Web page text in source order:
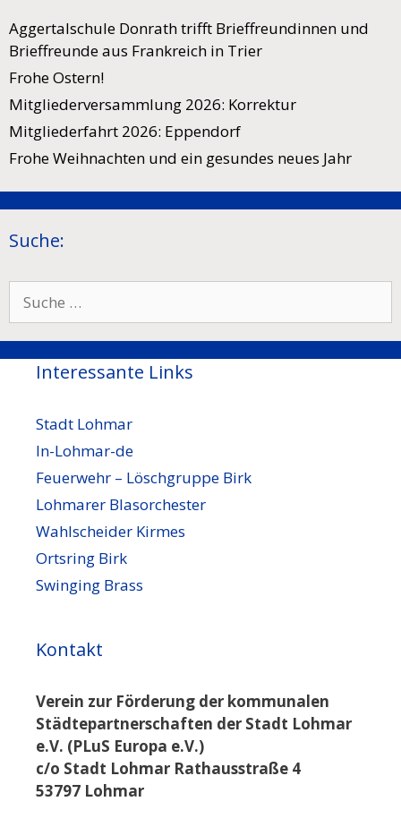
Aggertalschule Donrath trifft Brieffreundinnen und
Brieffreunde aus Frankreich in Trier
Frohe Ostern!
Mitgliederversammlung 2026: Korrektur
Mitgliederfahrt 2026: Eppendorf
Frohe Weihnachten und ein gesundes neues Jahr
Suche:
nach:
Interessante Links
Stadt Lohmar
In-Lohmar-de
Feuerwehr – Löschgruppe Birk
Lohmarer Blasorchester
Wahlscheider Kirmes
Ortsring Birk
Swinging Brass
Kontakt
Verein zur Förderung der kommunalen
Städtepartnerschaften der Stadt Lohmar
e.V. (PLuS Europa e.V.)
c/o Stadt Lohmar Rathausstraße 4
53797 Lohmar